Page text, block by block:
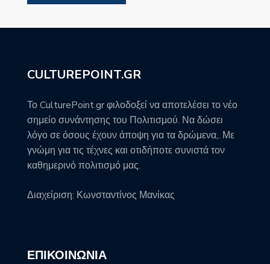
CULTUREPOINT.GR
Το CulturePoint.gr φιλοδοξεί να αποτελέσει το νέο
σημείο συνάντησης του Πολιτισμού. Να δώσει
λόγο σε όσους έχουν άποψη για τα δρώμενα,. Με
γνώμη για τις τέχνες και οτιδήποτε συνιστά τον
καθημερινό πολιτισμό μας.
Διαχείριση: Κωνσταντίνος Μανίκας
ΕΠΙΚΟΙΝΩΝΊΑ